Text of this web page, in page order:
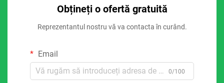
Obțineți o ofertă gratuită
Reprezentantul nostru vă va contacta în curând.
Email
0/100